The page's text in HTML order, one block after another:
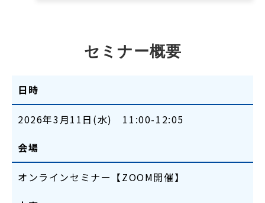
セミナー概要
日時
2026年3月11日(水) 11:00-12:05
会場
オンラインセミナー【ZOOM開催】